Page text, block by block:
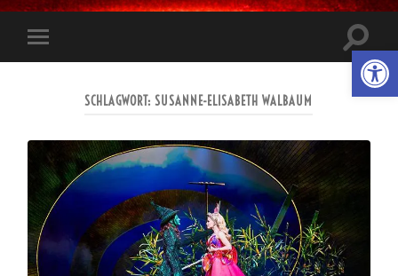
Mobile-
Menü
ein-/
SCHLAGWORT: SUSANNE-ELISABETH WALBAUM